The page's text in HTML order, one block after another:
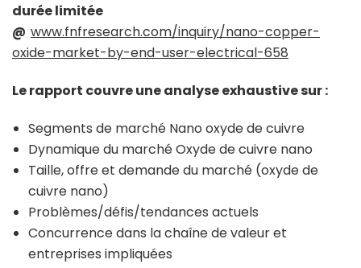
durée limitée
@ www.fnfresearch.com/inquiry/nano-copper-
oxide-market-by-end-user-electrical-658
Le rapport couvre une analyse exhaustive sur :
Segments de marché Nano oxyde de cuivre
Dynamique du marché Oxyde de cuivre nano
Taille, offre et demande du marché (oxyde de
cuivre nano)
Problèmes/défis/tendances actuels
Concurrence dans la chaîne de valeur et
entreprises impliquées